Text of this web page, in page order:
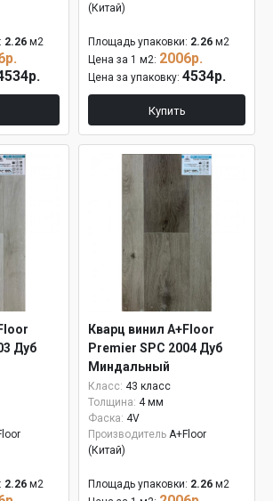
2.26 м2
(Китай)
Площадь упаковки: 2.26 м2
Цена за 1 м2: 2006р.
Цена за упаковку: 4534р.
Купить
Дуб
2.26 м2
Кварц винил A+Floor
Premier SPC 2004 Дуб
Миндальный
Класс: 43 класс
Толщина: 4 мм
Фаска: 4V
Производитель A+Floor
(Китай)
Площадь упаковки: 2.26 м2